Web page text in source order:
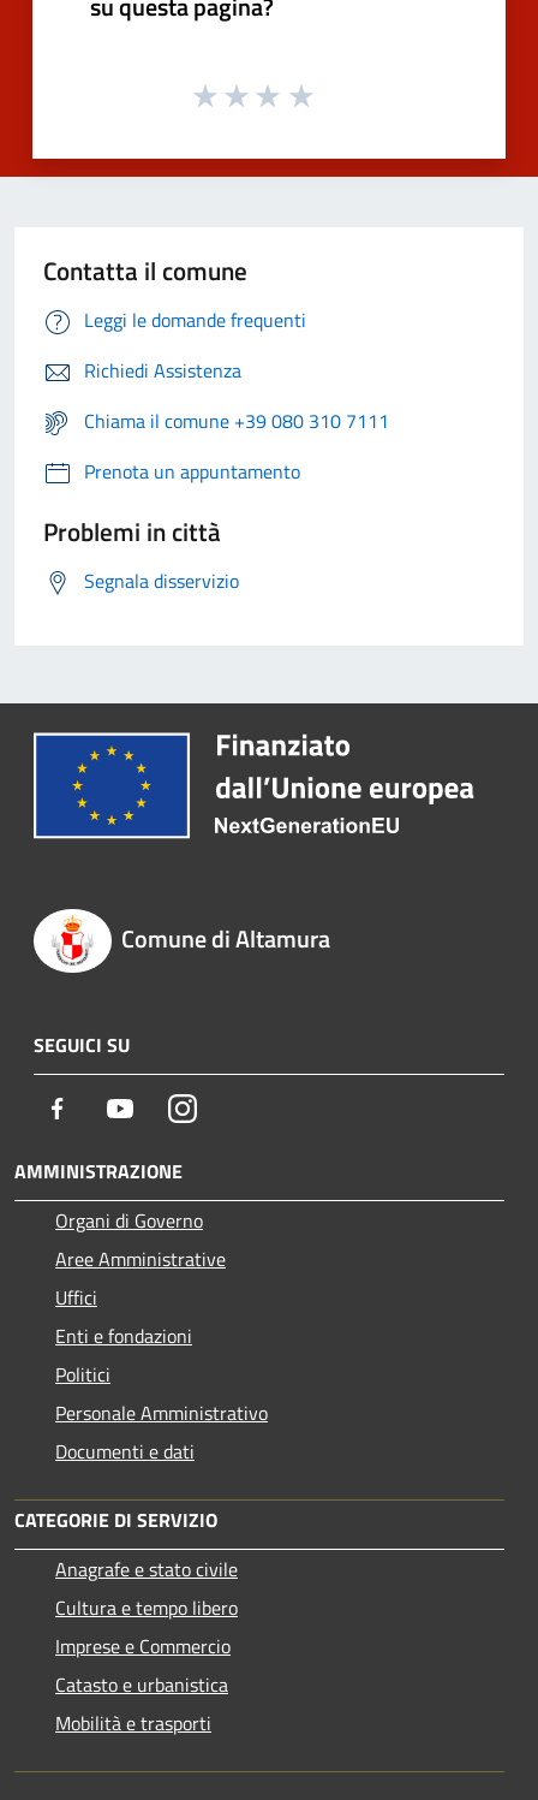
Contatta il comune
Leggi le domande frequenti
Richiedi Assistenza
Chiama il comune +39 080 310 7111
Prenota un appuntamento
Problemi in città
Segnala disservizio
Comune di Altamura
SEGUICI SU
Facebook YoutubeInstagram
AMMINISTRAZIONE
Organi di Governo
Aree Amministrative
Uffici
Enti e fondazioni
Politici
Personale Amministrativo
Documenti e dati
CATEGORIE DI SERVIZIO
Anagrafe e stato civile
Cultura e tempo libero
Imprese e Commercio
Catasto e urbanistica
Mobilità e trasporti